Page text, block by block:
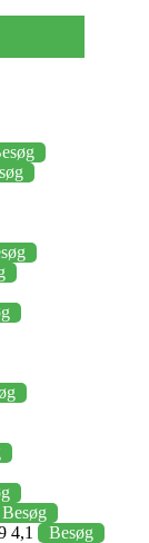
Besøg
4,1
Besøg